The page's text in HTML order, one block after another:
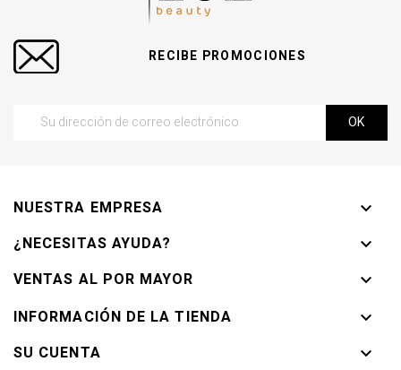
RECIBE PROMOCIONES
NUESTRA EMPRESA

¿NECESITAS AYUDA?

VENTAS AL POR MAYOR

INFORMACIÓN DE LA TIENDA

SU CUENTA
